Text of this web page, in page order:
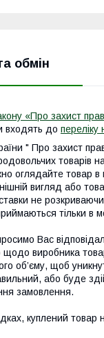
обмін
«Про захист
входять до переліку
" Про захист
товарів
оглядайте товар
вигляд або
не
тільки в
Вас
щодо виробника
об’єму, щоб
або буде
замовлення.
куплений товар